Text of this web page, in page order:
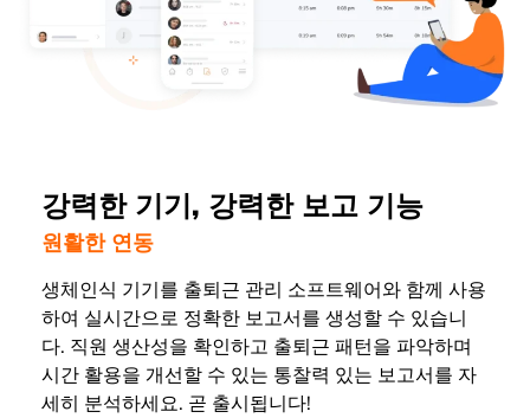
강력한 기기, 강력한 보고 기능
원활한 연동
생체인식 기기를 출퇴근 관리 소프트웨어와 함께 사용
하여 실시간으로 정확한 보고서를 생성할 수 있습니
다. 직원 생산성을 확인하고 출퇴근 패턴을 파악하며
시간 활용을 개선할 수 있는 통찰력 있는 보고서를 자
세히 분석하세요. 곧 출시됩니다!